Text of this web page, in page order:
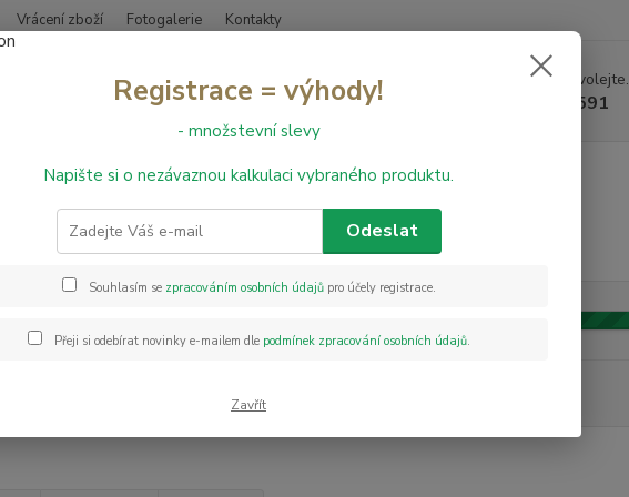
Vrácení zboží Fotogalerie Kontakty
Hledat Nevíte si rady? Zavolejte.
+420 731 199 591
Obvodové lišty Obvodové lišty Döllken SLK 50
lišty Döllken SLK 50
Registrace = výhody!
- množstevní slevy
Napište si o nezávaznou kalkulaci vybraného produktu.
Odeslat
Souhlasím se zpracováním osobních údajůpro účely registrace.
Přeji si odebírat novinky e-mailem dle podmínek zpracování osobních údajů.
Zavřít